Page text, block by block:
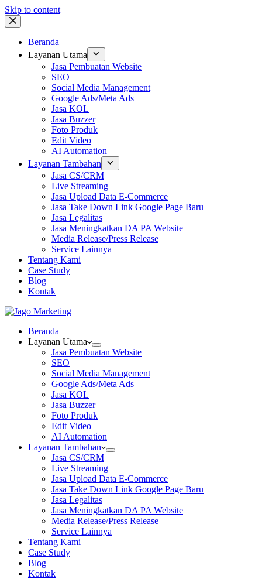
Skip to content
Beranda
Layanan Utama
Jasa Pembuatan Website
SEO
Social Media Management
Google Ads/Meta Ads
Jasa KOL
Jasa Buzzer
Foto Produk
Edit Video
AI Automation
Layanan Tambahan
Jasa CS/CRM
Live Streaming
Jasa Upload Data E-Commerce
Jasa Take Down Link Google Page Baru
Jasa Legalitas
Jasa Meningkatkan DA PA Website
Media Release/Press Release
Service Lainnya
Tentang Kami
Case Study
Blog
Kontak
Beranda
Layanan Utama
Jasa Pembuatan Website
SEO
Social Media Management
Google Ads/Meta Ads
Jasa KOL
Jasa Buzzer
Foto Produk
Edit Video
AI Automation
Layanan Tambahan
Jasa CS/CRM
Live Streaming
Jasa Upload Data E-Commerce
Jasa Take Down Link Google Page Baru
Jasa Legalitas
Jasa Meningkatkan DA PA Website
Media Release/Press Release
Service Lainnya
Tentang Kami
Case Study
Blog
Kontak